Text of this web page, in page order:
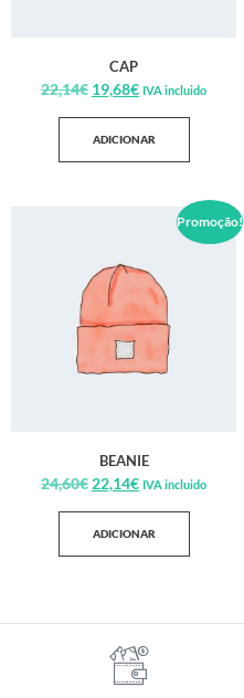
CAP
22,14€ 19,68€ IVA incluido
ADICIONAR
Promoção!
BEANIE
24,60€ 22,14€ IVA incluido
ADICIONAR